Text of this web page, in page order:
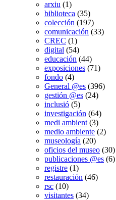
arxiu (1)
biblioteca (35)
colección (197)
comunicación (33)
CREC (1)
digital (54)
educación (44)
exposiciones (71)
fondo (4)
General @es (396)
gestión @es (24)
inclusió (5)
investigación (64)
medi ambient (3)
medio ambiente (2)
museología (20)
oficios del museo (30)
publicaciones @es (6)
registre (1)
restauración (46)
rsc (10)
visitantes (34)